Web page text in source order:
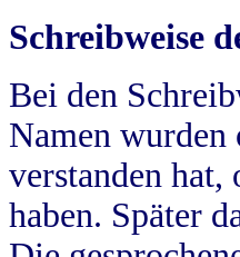
Schreibweise
Bei den
Namen
verstanden hat,
haben. Später